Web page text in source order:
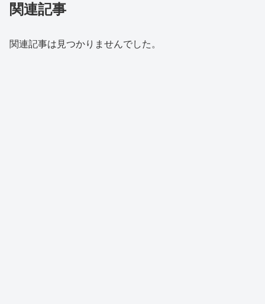
関連記事
関連記事は見つかりませんでした。